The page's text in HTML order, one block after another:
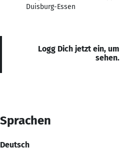
Duisburg-Essen
Logg Dich jetzt ein,
sehen.
Sprachen
Deutsch